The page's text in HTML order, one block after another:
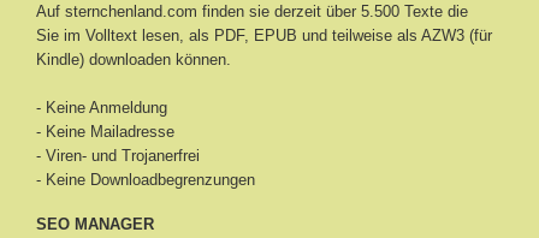
Auf sternchenland.com finden sie derzeit über 5.500 Texte die
Sie im Volltext lesen, als PDF, EPUB und teilweise als AZW3 (für
Kindle) downloaden können.
- Keine Anmeldung
- Keine Mailadresse
- Viren- und Trojanerfrei
- Keine Downloadbegrenzungen
SEO MANAGER